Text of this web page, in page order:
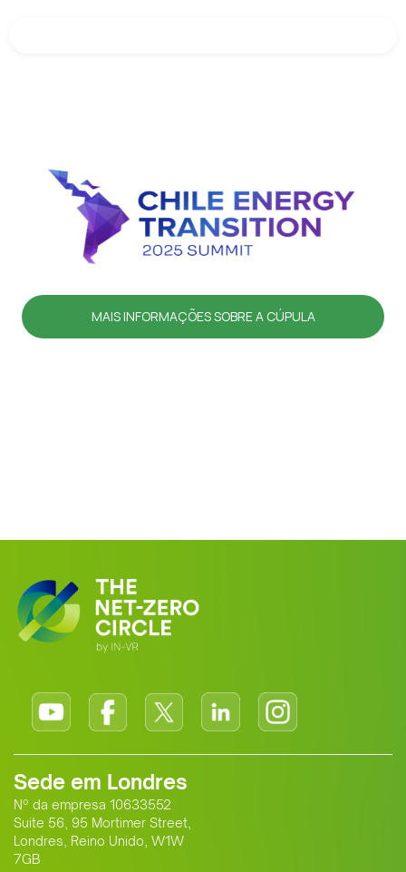
MAIS INFORMAÇÕES SOBRE A CÚPULA
Sede em Londres
Nº da empresa 10633552
Suite 56, 95 Mortimer Street,
Londres, Reino Unido, W1W
7GB